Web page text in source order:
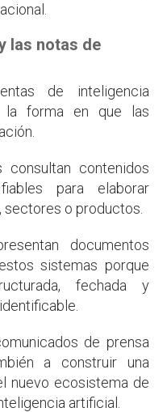
las notas de
de inteligencia
la forma en que las
consultan contenidos
para elaborar
o productos.
documentos
sistemas porque
fechada y
de prensa
a construir una
nuevo ecosistema de
artificial.